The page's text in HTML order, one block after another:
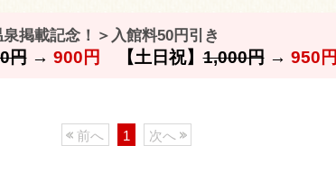
泉掲載記念！＞入館料50円引き
円→ 900円 【土日祝】1,000円→ 950円
前へ 1 次へ